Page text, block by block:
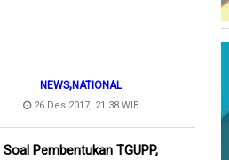
NEWS,NATIONAL
26 Des 2017, 21:38 WIB
Soal Pembentukan TGUPP,